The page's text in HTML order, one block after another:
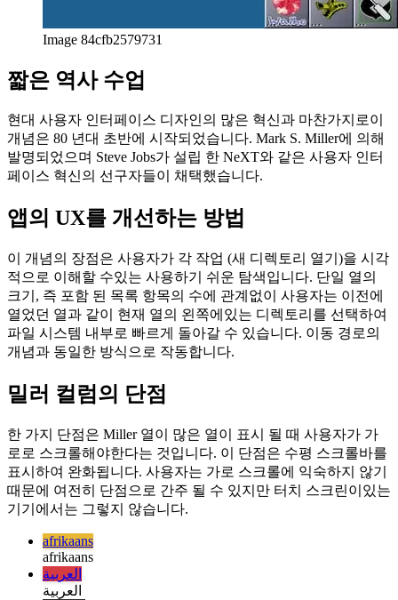
짧은 역사 수업
현대 사용자 인터페이스 디자인의 많은 혁신과 마찬가지로이
발명되었으며 Steve Jobs가 설립 한 NeXT와 같은 사용자 인터
앱의 UX를 개선하는 방법
이 개념의 장점은 사용자가 각 작업 (새 디렉토리 열기)을 시각
적으로 이해할 수있는 사용하기 쉬운 탐색입니다. 단일 열의
크기, 즉 포함 된 목록 항목의 수에 관계없이 사용자는 이전에
파일 시스템 내부로 빠르게 돌아갈 수 있습니다. 이동 경로의
밀러 컬럼의 단점
한 가지 단점은 Miller 열이 많은 열이 표시 될 때 사용자가 가
로로 스크롤해야한다는 것입니다. 이 단점은 수평 스크롤바를
표시하여 완화됩니다. 사용자는 가로 스크롤에 익숙하지 않기
때문에 여전히 단점으로 간주 될 수 있지만 터치 스크린이있는
기기에서는 그렇지 않습니다.